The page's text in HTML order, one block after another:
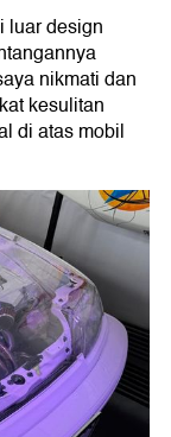
luar design
nikmati dan
kesulitan
di atas mobil